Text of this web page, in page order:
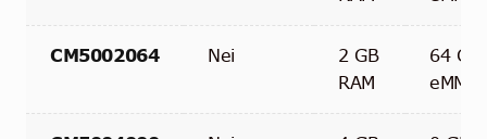
CM5002064 Nei
2 GB
RAM
64 GB
eMMC